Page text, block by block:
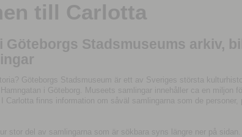
till Carlotta
Göteborgs Stadsmuseums arkiv,
Göteborgs Stadsmuseum är ett av Sveriges största
Hamngatan i Göteborg. Museets samlingar innehåller ca en miljon
Carlotta finns information om såväl samlingarna som de personer,
stor del av samlingarna som är sökbara syns längre ner på sidan.